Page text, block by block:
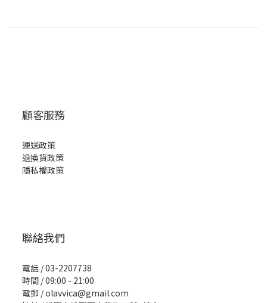
顧客服務
運送政策
退換貨政策
隱私權政策
聯絡我們
電話 / 03-2207738
時間 / 09:00 - 21:00
電郵 / olavvica@gmail.com